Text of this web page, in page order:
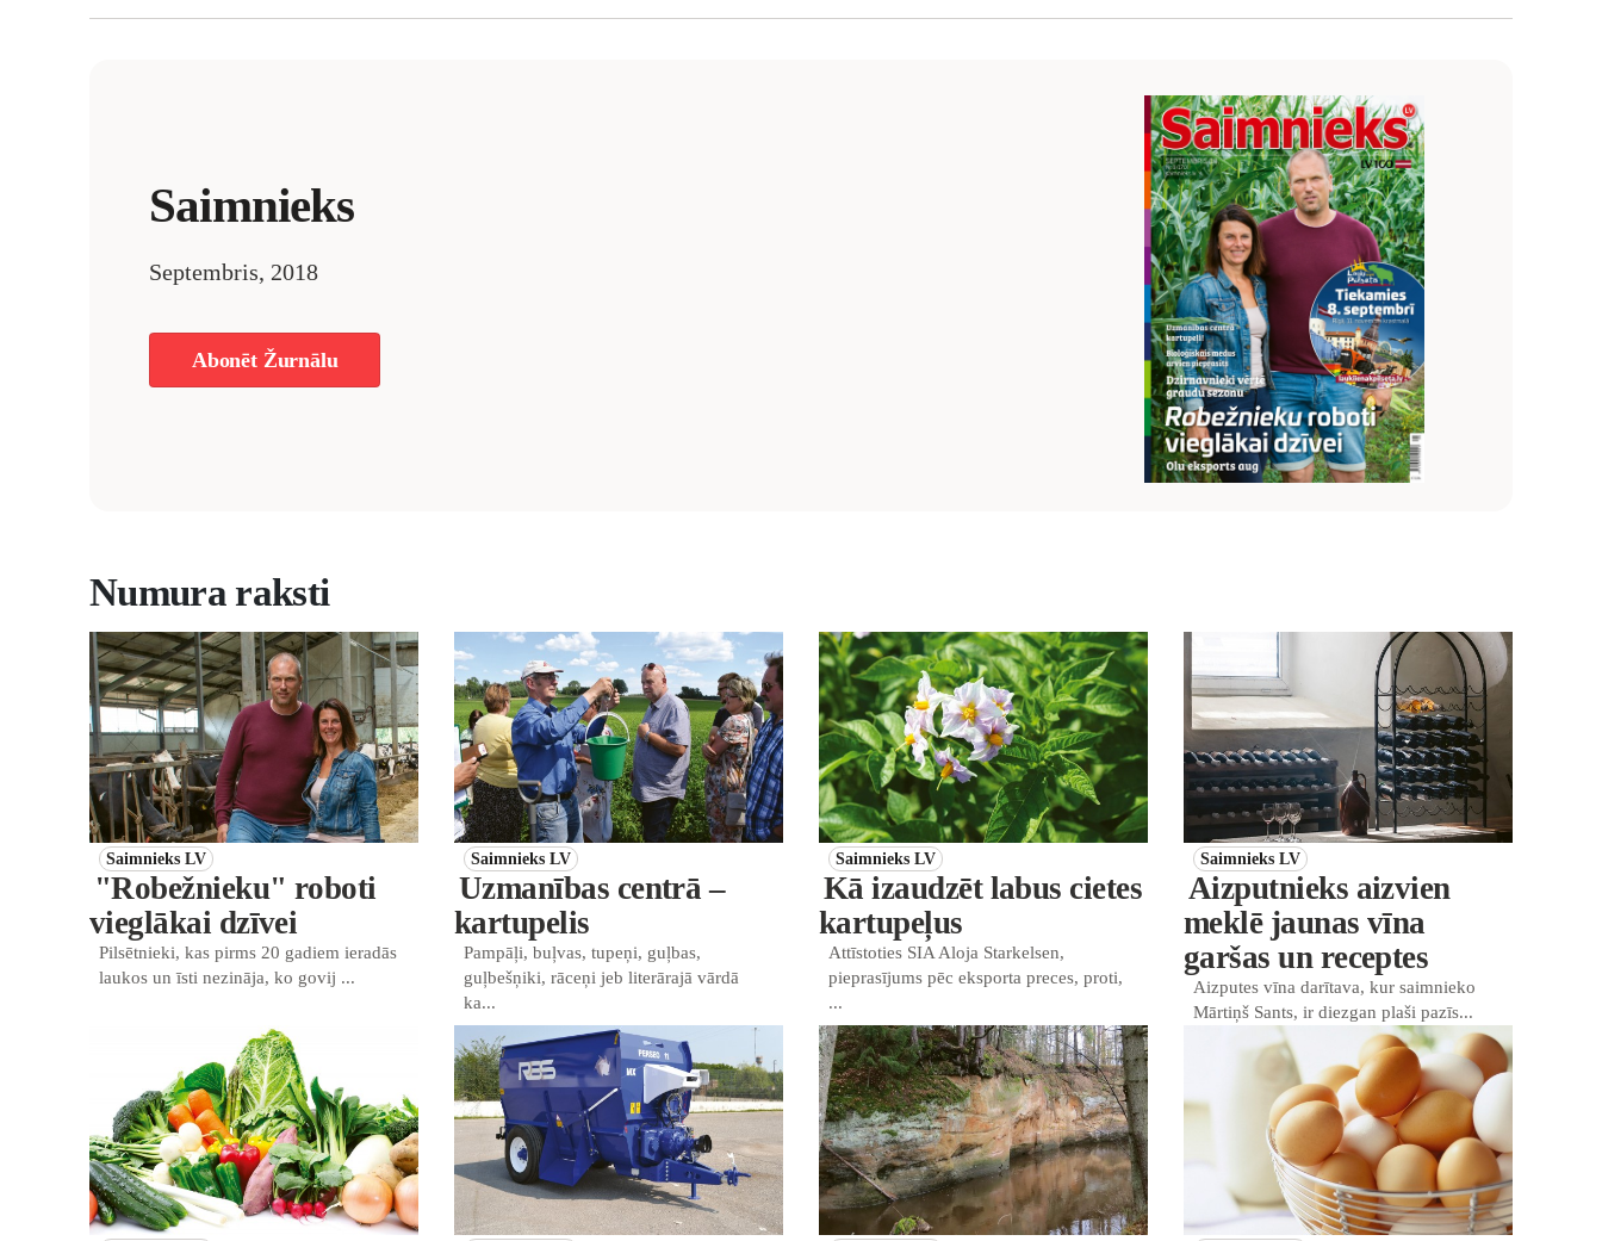
Saimnieks
Septembris, 2018
Abonēt Žurnālu
Numura raksti
Saimnieks LV
"Robežnieku" roboti
vieglākai dzīvei
Pilsētnieki, kas pirms 20 gadiem ieradās
laukos un īsti nezināja, ko govij ...
Saimnieks LV
Uzmanības centrā –
kartupelis
Pampāļi, buļvas, tupeņi, guļbas,
guļbešņiki, rāceņi jeb literārajā vārdā
ka...
Saimnieks LV
Kā izaudzēt labus cietes
kartupeļus
Attīstoties SIA Aloja Starkelsen,
pieprasījums pēc eksporta preces, proti,
...
Saimnieks LV
Aizputnieks aizvien
meklē jaunas vīna
garšas un receptes
Aizputes vīna darītava, kur saimnieko
Mārtiņš Sants, ir diezgan plaši pazīs...